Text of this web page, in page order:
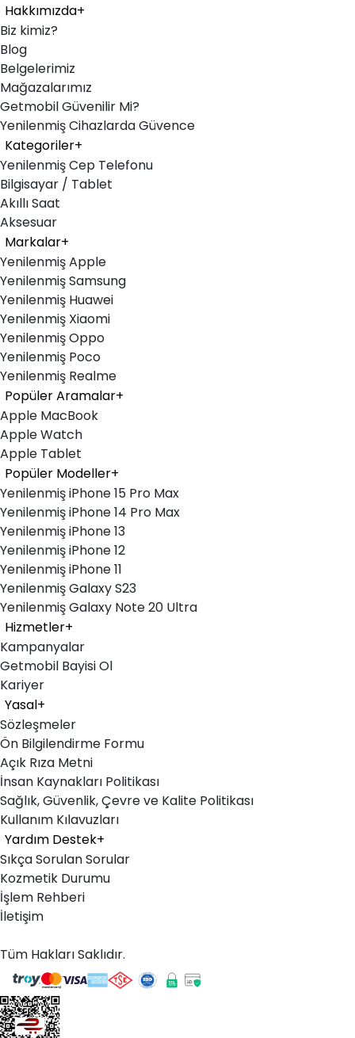
Hakkımızda+
Biz kimiz?
Blog
Belgelerimiz
Mağazalarımız
Getmobil Güvenilir Mi?
Yenilenmiş Cihazlarda Güvence
Kategoriler+
Yenilenmiş Cep Telefonu
Bilgisayar / Tablet
Akıllı Saat
Aksesuar
Markalar+
Yenilenmiş Apple
Yenilenmiş Samsung
Yenilenmiş Huawei
Yenilenmiş Xiaomi
Yenilenmiş Oppo
Yenilenmiş Poco
Yenilenmiş Realme
Popüler Aramalar+
Apple MacBook
Apple Watch
Apple Tablet
Popüler Modeller+
Yenilenmiş iPhone 15 Pro Max
Yenilenmiş iPhone 14 Pro Max
Yenilenmiş iPhone 13
Yenilenmiş iPhone 12
Yenilenmiş iPhone 11
Yenilenmiş Galaxy S23
Yenilenmiş Galaxy Note 20 Ultra
Hizmetler+
Kampanyalar
Getmobil Bayisi Ol
Kariyer
Yasal+
Sözleşmeler
Ön Bilgilendirme Formu
Açık Rıza Metni
İnsan Kaynakları Politikası
Sağlık, Güvenlik, Çevre ve Kalite Politikası
Kullanım Kılavuzları
Yardım Destek+
Sıkça Sorulan Sorular
Kozmetik Durumu
İşlem Rehberi
İletişim
Tüm Hakları Saklıdır.